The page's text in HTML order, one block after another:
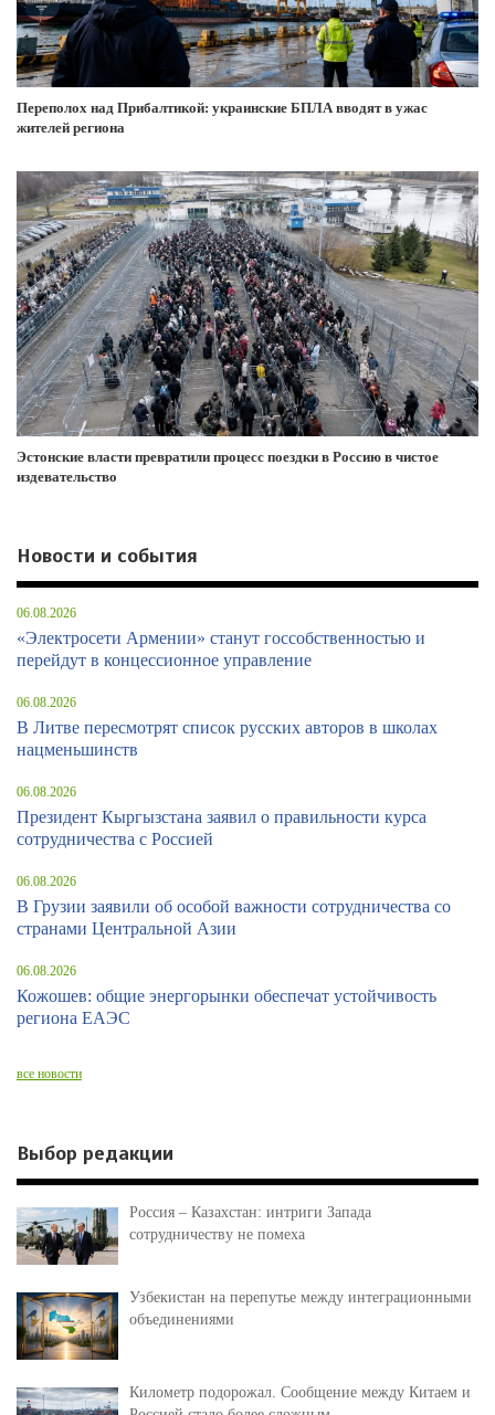
Переполох над Прибалтикой: украинские БПЛА вводят в ужас
жителей региона
Эстонские власти превратили процесс поездки в Россию в чистое
издевательство
Новости и события
06.08.2026
«Электросети Армении» станут госсобственностью и
перейдут в концессионное управление
06.08.2026
В Литве пересмотрят список русских авторов в школах
нацменьшинств
06.08.2026
Президент Кыргызстана заявил о правильности курса
сотрудничества с Россией
06.08.2026
В Грузии заявили об особой важности сотрудничества со
странами Центральной Азии
06.08.2026
Кожошев: общие энергорынки обеспечат устойчивость
региона ЕАЭС
все новости
Выбор редакции
Россия – Казахстан: интриги Запада
сотрудничеству не помеха
Узбекистан на перепутье между интеграционными
объединениями
Километр подорожал. Сообщение между Китаем и